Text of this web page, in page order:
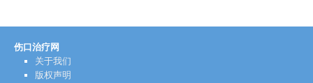
伤口治疗网
关于我们
版权声明